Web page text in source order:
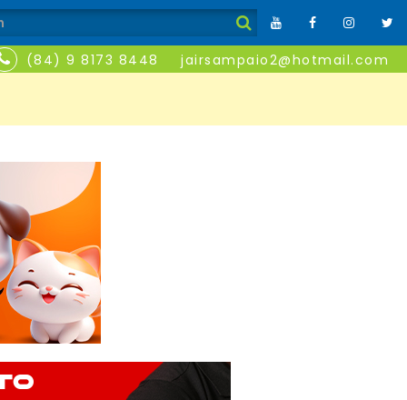
(84) 9 8173 8448 jairsampaio2@hotmail.com